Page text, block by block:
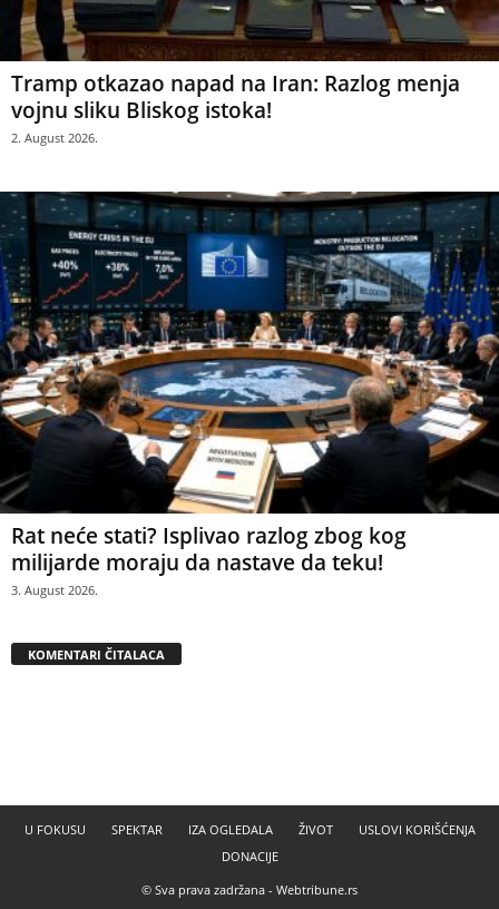
Tramp otkazao napad na Iran: Razlog menja
vojnu sliku Bliskog istoka!
2. August 2026.
Rat neće stati? Isplivao razlog zbog kog
milijarde moraju da nastave da teku!
3. August 2026.
KOMENTARI ČITALACA
U FOKUSU SPEKTAR IZA OGLEDALA ŽIVOT
USLOVI KORIŠĆENJA
DONACIJE
© Sva prava zadržana - Webtribune.rs